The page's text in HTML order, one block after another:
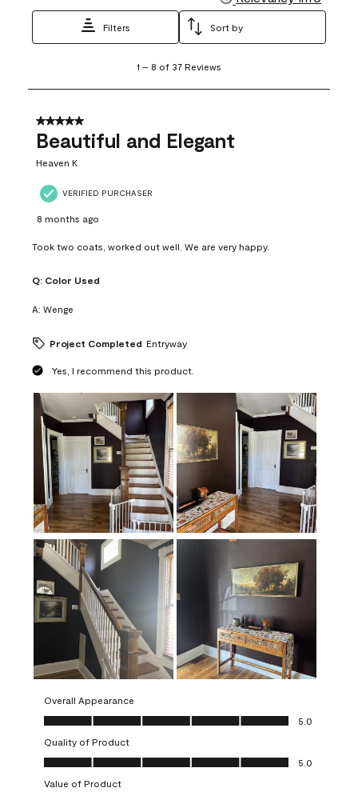
Filters Sort by
8
37
Reviews
1 – 8 of 37 Reviews
5 out of 5 stars.
Beautiful and Elegant
Heaven K
VERIFIED PURCHASER
8 months ago
Took two coats, worked out well. We are very happy.
Q: Color Used
A: Wenge
Project Completed Entryway
Yes, I recommend this product.
Overall Appearance
Overall Appearance, 5.0 out of 5
5.0
Quality of Product
Quality of Product, 5.0 out of 5
5.0
Value of Product